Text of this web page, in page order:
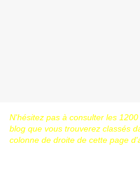
N'hésitez pas à consulter les
blog que vous trouverez classés
colonne de droite de cette page